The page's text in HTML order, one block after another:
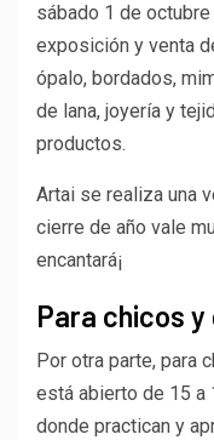
sábado 1 de
exposición y venta
ópalo, bordados,
de lana, joyería y
productos.
Artai se realiza una
cierre de año vale
encantará¡
Para chicos y
Por otra parte, para
está abierto de 15 a
donde practican y